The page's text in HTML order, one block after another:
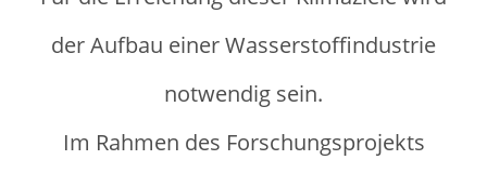
der Aufbau einer Wasserstoffindustrie
notwendig sein.
Im Rahmen des Forschungsprojekts